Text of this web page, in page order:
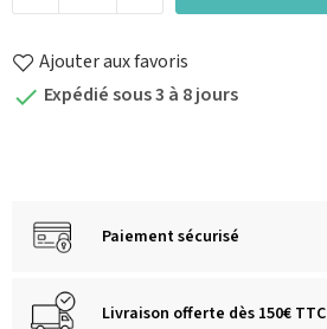
Ajouter aux favoris
 Expédié sous 3 à 8 jours
Paiement sécurisé
Livraison offerte dès 150€ TTC